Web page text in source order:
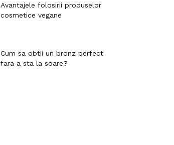
Avantajele folosirii produselor
cosmetice vegane
Cum sa obtii un bronz perfect
fara a sta la soare?